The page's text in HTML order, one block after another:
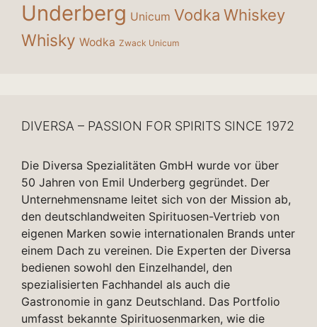
Underberg Unicum Vodka Whiskey
Whisky Wodka Zwack Unicum
DIVERSA – PASSION FOR SPIRITS SINCE 1972
Die Diversa Spezialitäten GmbH wurde vor über
50 Jahren von Emil Underberg gegründet. Der
Unternehmensname leitet sich von der Mission ab,
den deutschlandweiten Spirituosen-Vertrieb von
eigenen Marken sowie internationalen Brands unter
einem Dach zu vereinen. Die Experten der Diversa
bedienen sowohl den Einzelhandel, den
spezialisierten Fachhandel als auch die
Gastronomie in ganz Deutschland. Das Portfolio
umfasst bekannte Spirituosenmarken, wie die